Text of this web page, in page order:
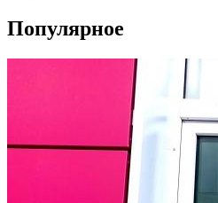
Популярное